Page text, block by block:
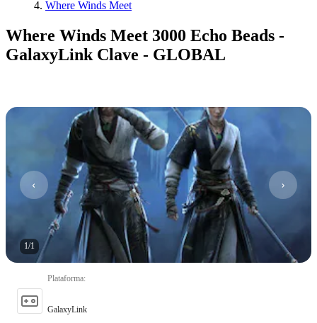
Where Winds Meet
Where Winds Meet 3000 Echo Beads -
GalaxyLink Clave - GLOBAL
1/1
Plataforma:
GalaxyLink